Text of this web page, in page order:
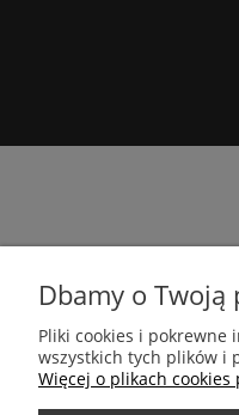
Dbamy o
Pliki cookies i pokrewne
wszystkich tych plików i
Więcej o plikach